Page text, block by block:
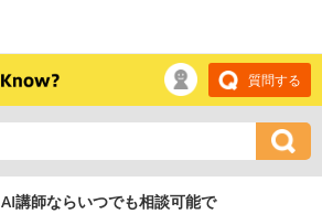
質問する
AI講師ならいつでも相談可能で